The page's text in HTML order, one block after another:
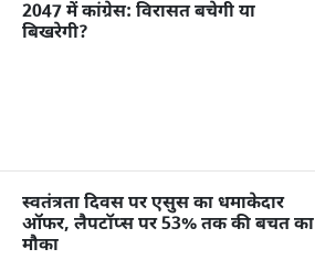
2047 में कांग्रेस: विरासत बचेगी या
बिखरेगी?
स्वतंत्रता दिवस पर एसुस का धमाकेदार
ऑफर, लैपटॉप्स पर 53% तक की बचत का
मौका